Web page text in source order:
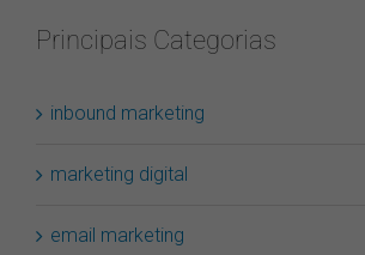
Principais Categorias
inbound marketing
marketing digital
email marketing